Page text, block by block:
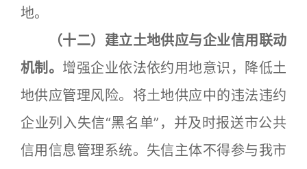
地。
（十二）建立土地供应与企业信用联动
机制。 增强企业依法依约用地意识，降低土
地供应管理风险。将土地供应中的违法违约
企业列入失信“黑名单”，并及时报送市公共
信用信息管理系统。失信主体不得参与我市